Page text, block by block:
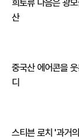
희토류 다음은 광
산
중국산 에어콘을
디
스티븐 로치 '과거